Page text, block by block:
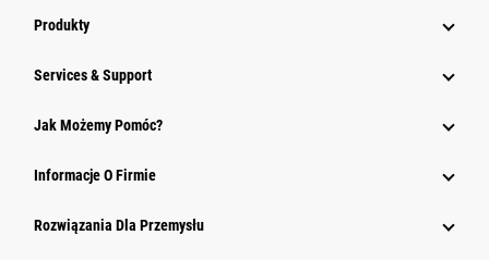
Produkty
Services & Support
Jak Możemy Pomóc?
Informacje O Firmie
Rozwiązania Dla Przemysłu